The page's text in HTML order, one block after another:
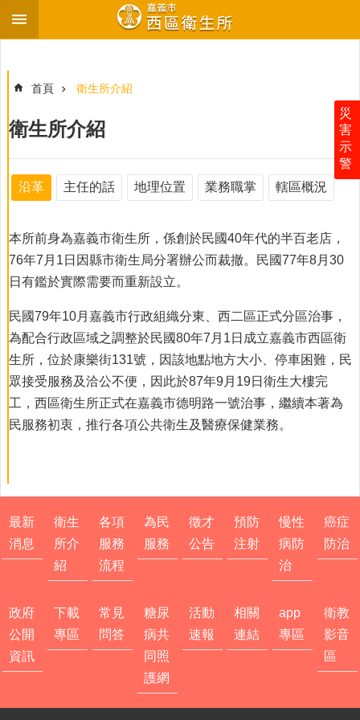
跳到主要內容區塊
尋
新
消
衛
生
所
紹
各
項
服
務
流
程
服
徵
才
預
防
注
射
災
害
示
警
首頁 衛生所介紹
衛生所介紹
沿革 主任的話 地理位置 業務職掌 轄區概況
本所前身為嘉義市衛生所，係創於民國40年代的半百老店，
76年7月1日因縣市衛生局分署辦公而裁撤。民國77年8月30
日有鑑於實際需要而重新設立。
民國79年10月嘉義市行政組織分東、西二區正式分區治事，
為配合行政區域之調整於民國80年7月1日成立嘉義市西區衛
生所，位於康樂街131號，因該地點地方大小、停車困難，民
眾接受服務及洽公不便，因此於87年9月19日衛生大樓完
工，西區衛生所正式在嘉義市德明路一號治事，繼續本著為
民服務初衷，推行各項公共衛生及醫療保健業務。
最新
消息
衛生
所介
紹
各項
服務
流程
為民
服務
徵才
公告
預防
注射
慢性
病防
治
癌症
防治
政府
公開
資訊
下載
專區
常見
問答
糖尿
病共
同照
護網
活動
速報
相關
連結
app
專區
衛教
影音
區